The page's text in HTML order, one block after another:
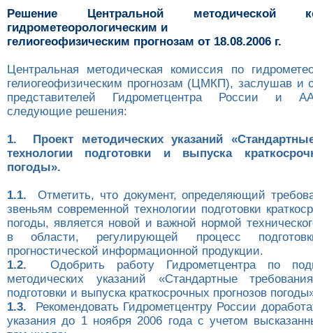
Решение Центральной методической
гидрометеорологическим и
гелиогеофизическим прогнозам от 18.08.2006 г.
Центральная методическая комиссия по
гелиогеофизическим прогнозам (ЦМКП), заслушав и
представителей Гидрометцентра России и
следующие решения:
1. Проект методических указаний
технологии подготовки и выпуска
погоды».
1.1. Отметить, что документ, определяющий
звеньям современной технологии подготовки
погоды, является новой и важной нормой
в области, регулирующей процесс
прогностической информационной продукции.
1.2. Одобрить работу Гидрометцентра по
методических указаний «Стандартные
подготовки и выпуска краткосрочных прогнозов
1.3. Рекомендовать Гидрометцентру России
указания до 1 ноября 2006 года с учетом